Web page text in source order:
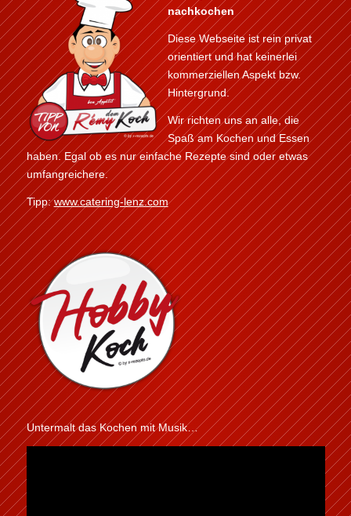
nachkochen
Diese Webseite ist rein privat
orientiert und hat keinerlei
kommerziellen Aspekt bzw.
Hintergrund.
Wir richten uns an alle, die
Spaß am Kochen und Essen
haben. Egal ob es nur einfache Rezepte sind oder etwas
umfangreichere.
Tipp:www.catering-lenz.com
Untermalt das Kochen mit Musik…